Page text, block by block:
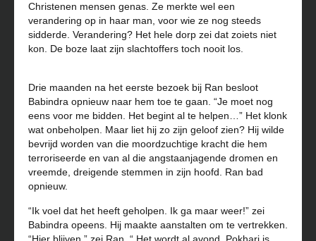
Christenen mensen genas. Ze merkte wel een
verandering op in haar man, voor wie ze nog steeds
sidderde. Verandering? Het hele dorp zei dat zoiets niet
kon. De boze laat zijn slachtoffers toch nooit los.
Drie maanden na het eerste bezoek bij Ran besloot
Babindra opnieuw naar hem toe te gaan. “Je moet nog
eens voor me bidden. Het begint al te helpen…” Het klonk
wat onbeholpen. Maar liet hij zo zijn geloof zien? Hij wilde
bevrijd worden van die moordzuchtige kracht die hem
terroriseerde en van al die angstaanjagende dromen en
vreemde, dreigende stemmen in zijn hoofd. Ran bad
opnieuw.
“Ik voel dat het heeft geholpen. Ik ga maar weer!” zei
Babindra opeens. Hij maakte aanstalten om te vertrekken.